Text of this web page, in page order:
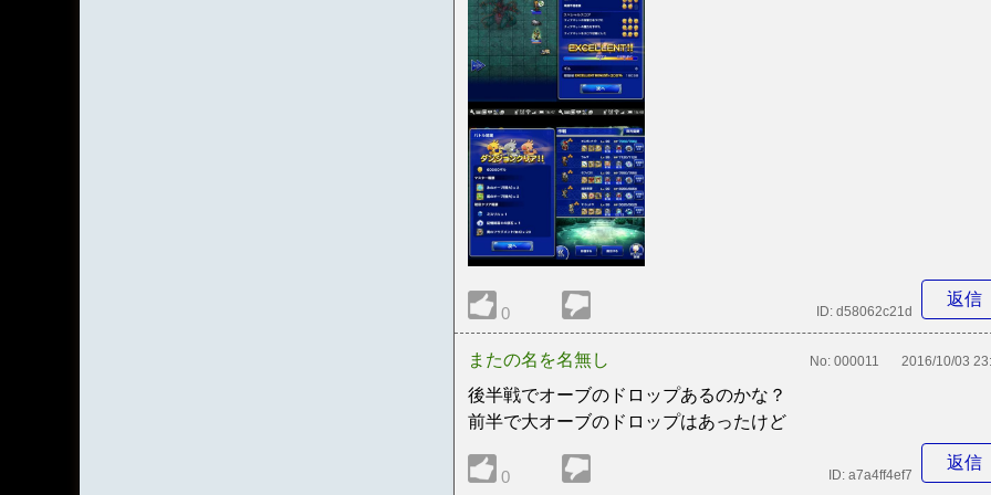
0
返信
ID: d58062c21d
またの名を名無し No: 000011 2016/10/03
後半戦でオーブのドロップあるのかな？
前半で大オーブのドロップはあったけど
0
返信
ID: a7a4ff4ef7